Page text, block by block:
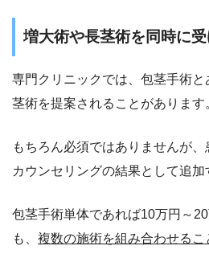
増大術や長茎術を同時に
専門クリニックでは、包茎手術
茎術を提案されることがあります
もちろん必須ではありませんが、
カウンセリングの結果として追加
包茎手術単体であれば10万円～
も、 複数の施術を組み合わせるこ